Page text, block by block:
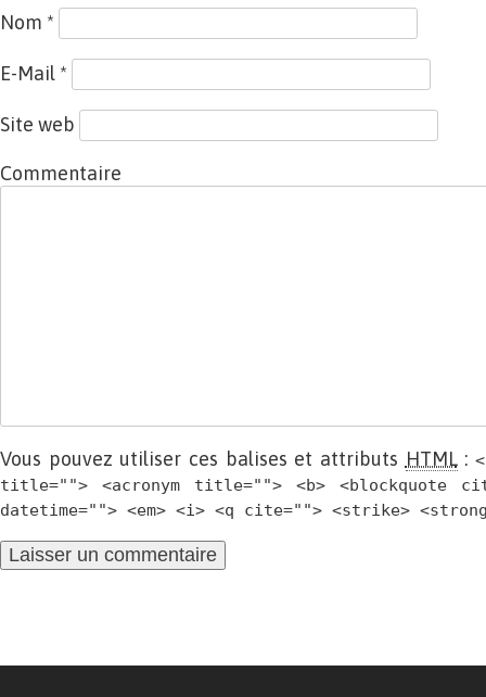
Nom *
E-Mail *
Site web
Commentaire
Vous pouvez utiliser ces balises et attributs HTML:
title=""> <acronym title=""> <b> <blockquote
datetime=""> <em> <i> <q cite=""> <strike>